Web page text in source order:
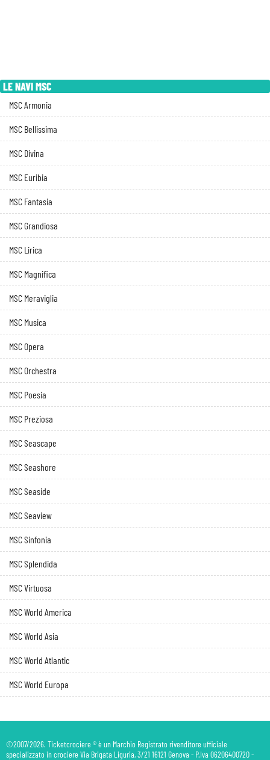
LE NAVI MSC
MSC Armonia
MSC Bellissima
MSC Divina
MSC Euribia
MSC Fantasia
MSC Grandiosa
MSC Lirica
MSC Magnifica
MSC Meraviglia
MSC Musica
MSC Opera
MSC Orchestra
MSC Poesia
MSC Preziosa
MSC Seascape
MSC Seashore
MSC Seaside
MSC Seaview
MSC Sinfonia
MSC Splendida
MSC Virtuosa
MSC World America
MSC World Asia
MSC World Atlantic
MSC World Europa
©2007/2026. Ticketcrociere ® è un Marchio Registrato rivenditore ufficiale
specializzato in crociere Via Brigata Liguria, 3/21 16121 Genova - P.Iva 06206400720 -